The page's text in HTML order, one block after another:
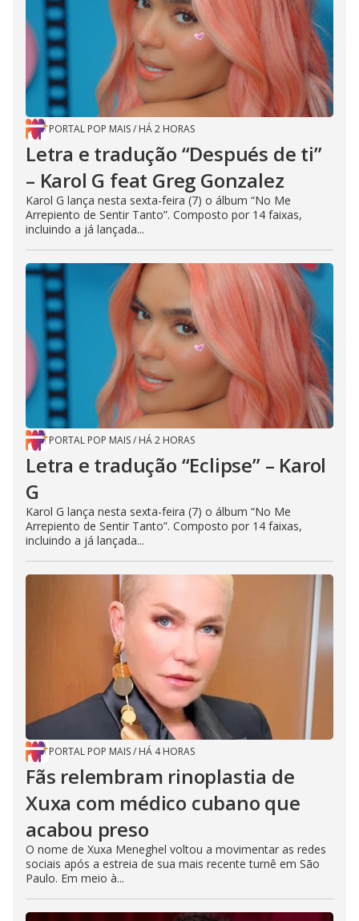
PORTAL POP MAIS/ HÁ 2 HORAS
Letra e tradução “Después de ti”
– Karol G feat Greg Gonzalez
Karol G lança nesta sexta-feira (7) o álbum “No Me
Arrepiento de Sentir Tanto”. Composto por 14 faixas,
incluindo a já lançada...
PORTAL POP MAIS/ HÁ 2 HORAS
Letra e tradução “Eclipse” – Karol
G
Karol G lança nesta sexta-feira (7) o álbum “No Me
Arrepiento de Sentir Tanto”. Composto por 14 faixas,
incluindo a já lançada...
PORTAL POP MAIS/ HÁ 4 HORAS
Fãs relembram rinoplastia de
Xuxa com médico cubano que
acabou preso
O nome de Xuxa Meneghel voltou a movimentar as redes
sociais após a estreia de sua mais recente turnê em São
Paulo. Em meio à...